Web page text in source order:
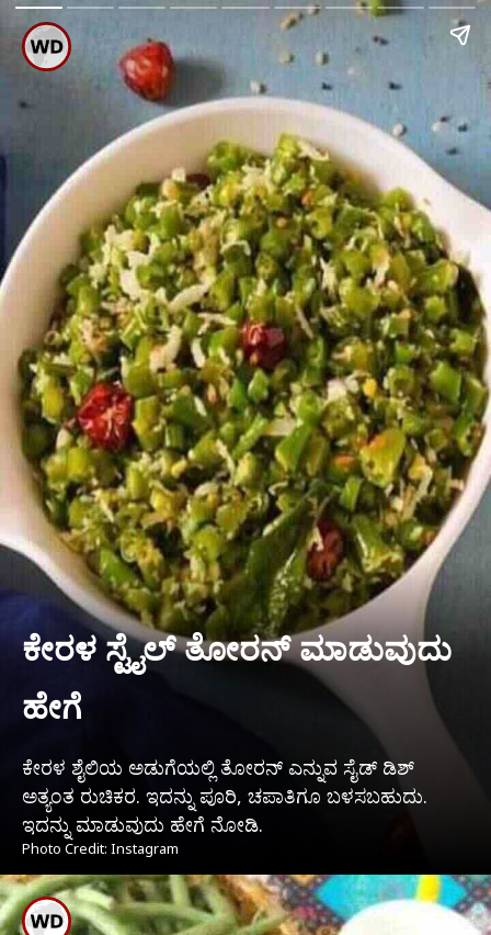
ಕೇರಳ ಸ್ಟೈಲ್ ತೋರನ್ ಮಾಡುವುದು
ಹೇಗೆ
ಕೇರಳ ಶೈಲಿಯ ಅಡುಗೆಯಲ್ಲಿ ತೋರನ್ ಎನ್ನುವ ಸೈಡ್ ಡಿಶ್
ಅತ್ಯಂತ ರುಚಿಕರ. ಇದನ್ನು ಪೂರಿ, ಚಪಾತಿಗೂ ಬಳಸಬಹುದು.
ಇದನ್ನು ಮಾಡುವುದು ಹೇಗೆ ನೋಡಿ.
Photo Credit: Instagram